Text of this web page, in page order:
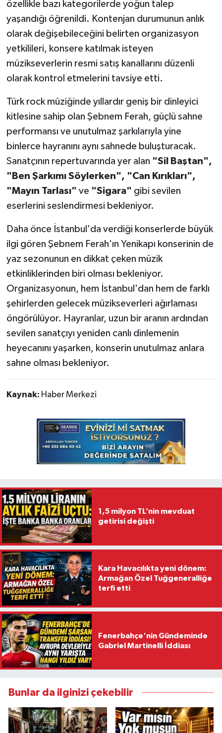
özellikle bazı kategorilerde yoğun talep
yaşandığı öğrenildi. Kontenjan durumunun anlık
olarak değişebileceğini belirten organizasyon
yetkilileri, konsere katılmak isteyen
müzikseverlerin resmi satış kanallarını düzenli
olarak kontrol etmelerini tavsiye etti.
Türk rock müziğinde yıllardır geniş bir dinleyici
kitlesine sahip olan Şebnem Ferah, güçlü sahne
performansı ve unutulmaz şarkılarıyla yine
binlerce hayranını aynı sahnede buluşturacak.
Sanatçının repertuvarında yer alan "Sil Baştan",
"Ben Şarkımı Söylerken", "Can Kırıkları",
"Mayın Tarlası" ve "Sigara" gibi sevilen
eserlerini seslendirmesi bekleniyor.
Daha önce İstanbul'da verdiği konserlerde büyük
ilgi gören Şebnem Ferah'ın Yenikapı konserinin de
yaz sezonunun en dikkat çeken müzik
etkinliklerinden biri olması bekleniyor.
Organizasyonun, hem İstanbul'dan hem de farklı
şehirlerden gelecek müzikseverleri ağırlaması
öngörülüyor. Hayranlar, uzun bir aranın ardından
sevilen sanatçıyı yeniden canlı dinlemenin
heyecanını yaşarken, konserin unutulmaz anlara
sahne olması bekleniyor.
Kaynak: Haber Merkezi
1,5 milyon TL’nin mevduat
getirisi değişti
Kara Havacılıkta yeni dönem:
Armağan Özel Tuğgeneralliğe
terfi etti
Fenerbahçe'nin Gündeminde
Gabriel Martinelli İddiası
Bunlar da ilginizi çekebilir